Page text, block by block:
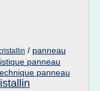
/ panneau
panneau
panneau